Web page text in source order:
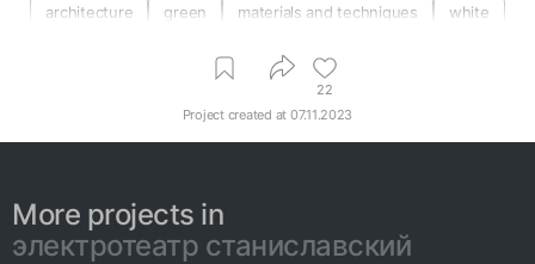
architecture
green materials and techniques
white
22
Project created at 07.11.2023
More projects in
электротеатр станиславский